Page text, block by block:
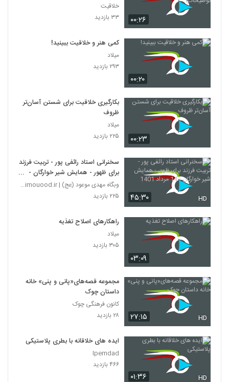
۰۰:۲۶
خلاقیت
۳۳ بازدید
۰۰:۲۰
کمی هنر و خلاقیت ببینید!
میلاد
۲۹۳ بازدید
۰۰:۲۳
بکارگیری خلاقیت برای شستن آسان‌تر
ظروف
میلاد
۲۲۵ بازدید
۴۵:۳۰ HD
سخنرانی استاد رائفی پور - تربیت فرزند
برای ظهور - همایش شیر خوارگان -
14 مرداد 1401
وبگاه مهدی موعود (عج) | mahdimouood.ir
۲۲۵ بازدید
۰۳:۰۹
راهکارهای اصلاح تغذیه
میلاد
۳۰۵ بازدید
۲۷:۱۵ HD
مجموعه قصه‌های«پانی و پنی» خانه
داستان چوک
کانون فرهنگی چوک
۲۸ بازدید
۰۱:۳۶ HD
ایده های خلاقانه با بطری پلاستیکی
Ipemdad
۴۶۶ بازدید